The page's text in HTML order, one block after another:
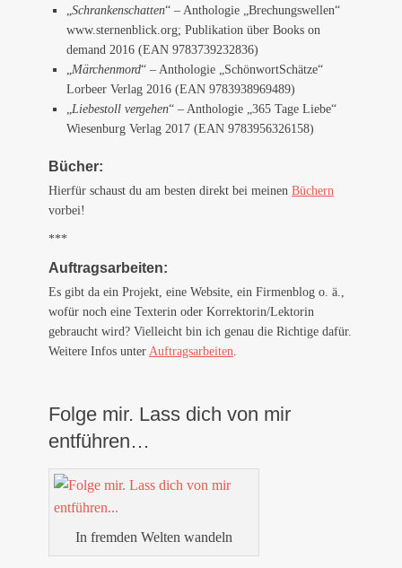
„Schrankenschatten“ – Anthologie „Brechungswellen“
www.sternenblick.org; Publikation über Books on
demand 2016 (EAN 9783739232836)
„Märchenmord“ – Anthologie „SchönwortSchätze“
Lorbeer Verlag 2016 (EAN 9783938969489)
„Liebestoll vergehen“ – Anthologie „365 Tage Liebe“
Wiesenburg Verlag 2017 (EAN 9783956326158)
Bücher:
Hierfür schaust du am besten direkt bei meinen Büchern
vorbei!
***
Auftragsarbeiten:
Es gibt da ein Projekt, eine Website, ein Firmenblog o. ä.,
wofür noch eine Texterin oder Korrektorin/Lektorin
gebraucht wird? Vielleicht bin ich genau die Richtige dafür.
Weitere Infos unter Auftragsarbeiten.
Folge mir. Lass dich von mir
entführen…
In fremden Welten wandeln